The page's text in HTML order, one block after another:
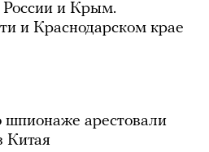
России и Крым.
и Краснодарском крае
арестовали
Китая